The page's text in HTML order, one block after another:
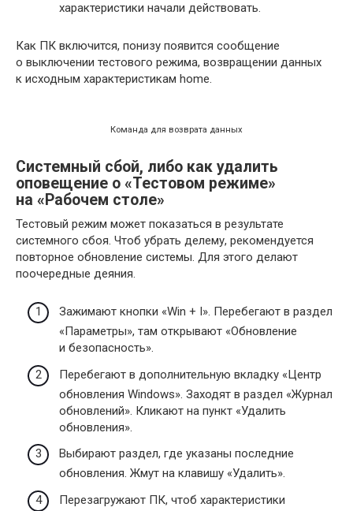
характеристики начали действовать.
Как ПК включится, понизу появится сообщение
о выключении тестового режима, возвращении данных
к исходным характеристикам home.
Команда для возврата данных
Системный сбой, либо как удалить
оповещение о «Тестовом режиме»
на «Рабочем столе»
Тестовый режим может показаться в результате
системного сбоя. Чтоб убрать делему, рекомендуется
повторное обновление системы. Для этого делают
поочередные деяния.
Зажимают кнопки «Win + I». Перебегают в раздел
«Параметры», там открывают «Обновление
и безопасность».
Перебегают в дополнительную вкладку «Центр
обновления Windows». Заходят в раздел «Журнал
обновлений». Кликают на пункт «Удалить
обновления».
Выбирают раздел, где указаны последние
обновления. Жмут на клавишу «Удалить».
Перезагружают ПК, чтоб характеристики